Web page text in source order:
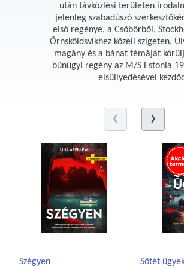
után távközlési területen
jelenleg szabadúszó
első regénye, a Csöbörből,
Örnsköldsvikhez közeli szigeten,
magány és a bánat témáját
bűnügyi regény az M/S Estonia
elsüllyedésével
Szégyen Sötét